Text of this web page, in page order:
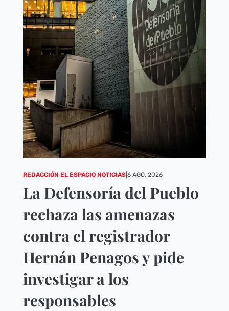
REDACCIÓN EL ESPACIO NOTICIAS| 6 AGO, 2026
La Defensoría del Pueblo
rechaza las amenazas
contra el registrador
Hernán Penagos y pide
investigar a los
responsables